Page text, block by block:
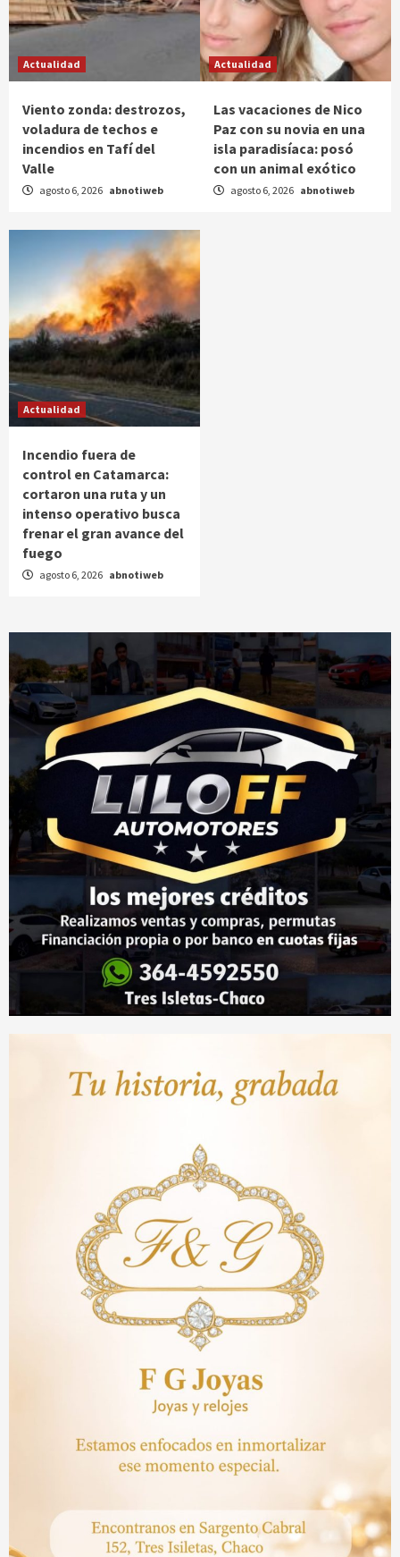
Actualidad
Viento zonda: destrozos,
voladura de techos e
incendios en Tafí del
Valle
agosto 6, 2026 abnotiweb
Actualidad
Las vacaciones de Nico
Paz con su novia en una
isla paradisíaca: posó
con un animal exótico
agosto 6, 2026 abnotiweb
Actualidad
Incendio fuera de
control en Catamarca:
cortaron una ruta y un
intenso operativo busca
frenar el gran avance del
fuego
agosto 6, 2026 abnotiweb